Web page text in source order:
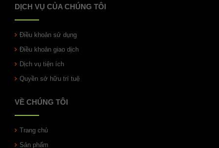
DỊCH VỤ CỦA CHÚNG TÔI
Điều khoản sử dụng
Điều khoản giao dịch
Dịch vụ tiện ích
Quyền sở hữu trí tuệ
VỀ CHÚNG TÔI
Trang chủ
Sản phẩm